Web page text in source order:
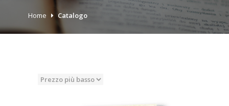
Home Catalogo